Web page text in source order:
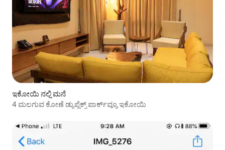
ಇಕೋಯಿ ನಲ್ಲಿ ಮನೆ
4 ಮಲಗುವ ಕೋಣೆ ಡ್ಯುಪ್ಲೆಕ್ಸ್ ಪಾರ್ಕ್‌ವ್ಯೂ ಇಕೋಯಿ